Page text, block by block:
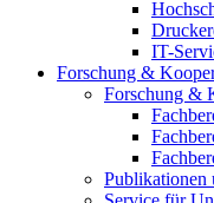
IT-
Forschung &
Forschung &
Publikationen